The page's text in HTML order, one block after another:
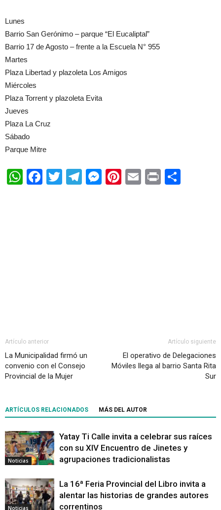
Lunes
Barrio San Gerónimo – parque “El Eucaliptal”
Barrio 17 de Agosto – frente a la Escuela N° 955
Martes
Plaza Libertad y plazoleta Los Amigos
Miércoles
Plaza Torrent y plazoleta Evita
Jueves
Plaza La Cruz
Sábado
Parque Mitre
WhatsApp
Facebook
TwitterTelegram
Messenger
Pinterest
EmailPrint
Artículo anterior
La Municipalidad firmó un
convenio con el Consejo
Provincial de la Mujer
Artículo siguiente
El operativo de Delegaciones
Móviles llega al barrio Santa Rita
Sur
ARTÍCULOS RELACIONADOS MÁS DEL AUTOR
Noticias
Yatay Ti Calle invita a celebrar sus raíces
con su XIV Encuentro de Jinetes y
agrupaciones tradicionalistas
Noticias
La 16ª Feria Provincial del Libro invita a
alentar las historias de grandes autores
correntinos